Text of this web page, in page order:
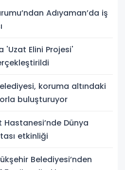
Adıyaman’da iş
'Uzat Elini Projesi'
koruma altındaki
buluşturuyor
Hastanesi’nde Dünya
etkinliği
Belediyesi’nden